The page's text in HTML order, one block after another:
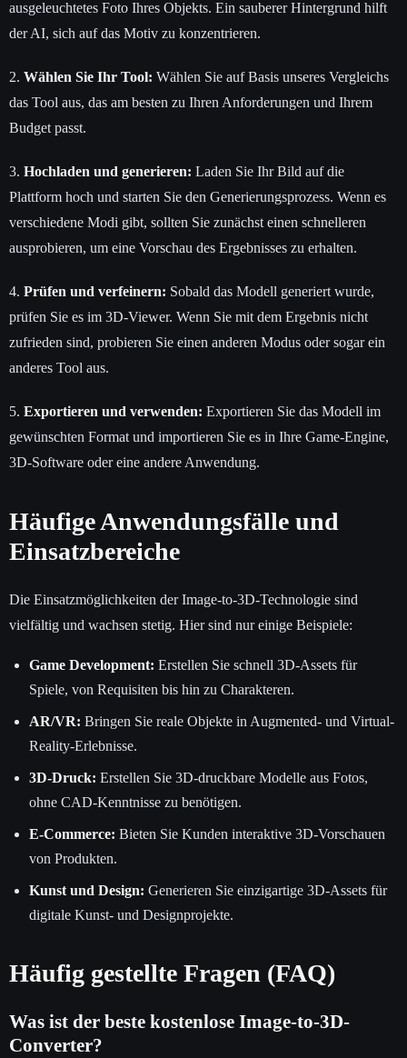
ausgeleuchtetes Foto Ihres Objekts. Ein sauberer Hintergrund hilft
der AI, sich auf das Motiv zu konzentrieren.
2. Wählen Sie Ihr Tool: Wählen Sie auf Basis unseres Vergleichs
das Tool aus, das am besten zu Ihren Anforderungen und Ihrem
Budget passt.
3. Hochladen und generieren: Laden Sie Ihr Bild auf die
Plattform hoch und starten Sie den Generierungsprozess. Wenn es
verschiedene Modi gibt, sollten Sie zunächst einen schnelleren
ausprobieren, um eine Vorschau des Ergebnisses zu erhalten.
4. Prüfen und verfeinern: Sobald das Modell generiert wurde,
prüfen Sie es im 3D-Viewer. Wenn Sie mit dem Ergebnis nicht
zufrieden sind, probieren Sie einen anderen Modus oder sogar ein
anderes Tool aus.
5. Exportieren und verwenden: Exportieren Sie das Modell im
gewünschten Format und importieren Sie es in Ihre Game-Engine,
3D-Software oder eine andere Anwendung.
Häufige Anwendungsfälle und
Einsatzbereiche
Die Einsatzmöglichkeiten der Image-to-3D-Technologie sind
vielfältig und wachsen stetig. Hier sind nur einige Beispiele:
Game Development: Erstellen Sie schnell 3D-Assets für
Spiele, von Requisiten bis hin zu Charakteren.
AR/VR: Bringen Sie reale Objekte in Augmented- und Virtual-
Reality-Erlebnisse.
3D-Druck: Erstellen Sie 3D-druckbare Modelle aus Fotos,
ohne CAD-Kenntnisse zu benötigen.
E-Commerce: Bieten Sie Kunden interaktive 3D-Vorschauen
von Produkten.
Kunst und Design: Generieren Sie einzigartige 3D-Assets für
digitale Kunst- und Designprojekte.
Häufig gestellte Fragen (FAQ)
Was ist der beste kostenlose Image-to-3D-
Converter?